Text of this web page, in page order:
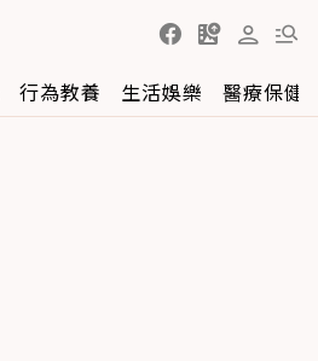
行為教養 生活娛樂 醫療保健